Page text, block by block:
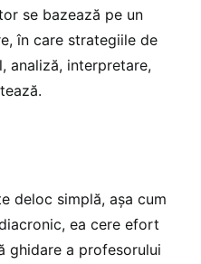
se bazează pe un
în care strategiile de
analiză, interpretare,
deloc simplă, așa cum
ea cere efort
ghidare a profesorului